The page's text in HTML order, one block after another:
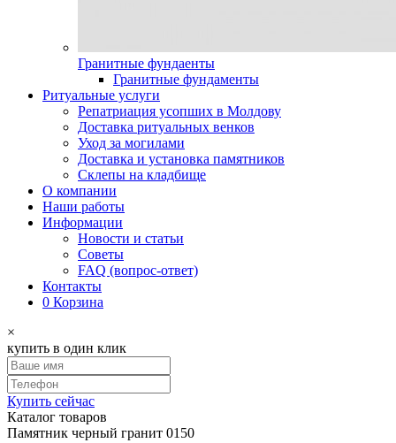
Гранитные фундаенты
Гранитные фундаменты
Ритуальные услуги
Репатриация усопших в Молдову
Доставка ритуальных венков
Уход за могилами
Доставка и установка памятников
Склепы на кладбище
О компании
Наши работы
Информации
Новости и статьи
Советы
FAQ (вопрос-ответ)
Контакты
0 Корзина
×
купить в один клик
Купить сейчас
Каталог товаров
Памятник черный гранит 0150